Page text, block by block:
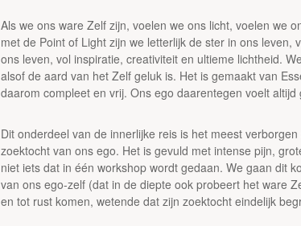
Als we ons ware Zelf zijn, voelen we ons licht, voelen we
met de Point of Light zijn we letterlijk de ster in ons
ons leven, vol inspiratie, creativiteit en ultieme lichtheid.
alsof de aard van het Zelf geluk is. Het is gemaakt van
daarom compleet en vrij. Ons ego daarentegen voelt
Dit onderdeel van de innerlijke reis is het meest
zoektocht van ons ego. Het is gevuld met intense pijn,
niet iets dat in één workshop wordt gedaan. We gaan dit
van ons ego-zelf (dat in de diepte ook probeert het ware
en tot rust komen, wetende dat zijn zoektocht eindelijk